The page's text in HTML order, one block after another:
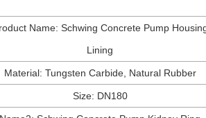
Name: Schwing Concrete Pump
Lining
Material: Tungsten Carbide, Natural Rubber
Size: DN180